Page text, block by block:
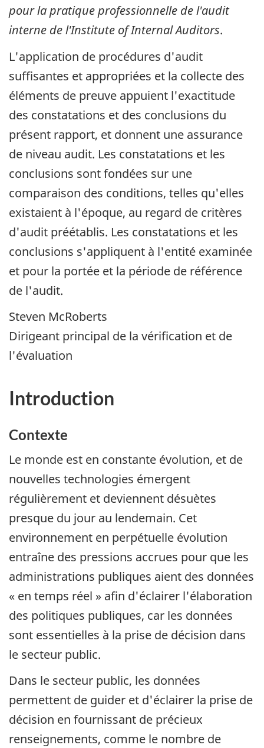
pour la pratique professionnelle de l'audit
interne de l'Institute of Internal Auditors.
L'application de procédures d'audit
suffisantes et appropriées et la collecte des
éléments de preuve appuient l'exactitude
des constatations et des conclusions du
présent rapport, et donnent une assurance
de niveau audit. Les constatations et les
conclusions sont fondées sur une
comparaison des conditions, telles qu'elles
existaient à l'époque, au regard de critères
d'audit préétablis. Les constatations et les
conclusions s'appliquent à l'entité examinée
et pour la portée et la période de référence
de l'audit.
Steven McRoberts
Dirigeant principal de la vérification et de
l'évaluation
Introduction
Contexte
Le monde est en constante évolution, et de
nouvelles technologies émergent
régulièrement et deviennent désuètes
presque du jour au lendemain. Cet
environnement en perpétuelle évolution
entraîne des pressions accrues pour que les
administrations publiques aient des données
« en temps réel » afin d'éclairer l'élaboration
des politiques publiques, car les données
sont essentielles à la prise de décision dans
le secteur public.
Dans le secteur public, les données
permettent de guider et d'éclairer la prise de
décision en fournissant de précieux
renseignements, comme le nombre de